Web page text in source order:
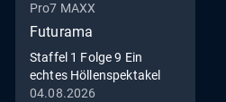
Pro7 MAXX
Futurama
Staffel 1 Folge 9 Ein
echtes Höllenspektakel
04.08.2026